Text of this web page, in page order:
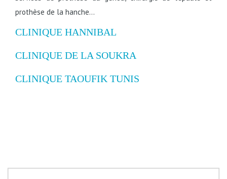
prothèse de la hanche…
CLINIQUE HANNIBAL
CLINIQUE DE LA SOUKRA
CLINIQUE TAOUFIK TUNIS